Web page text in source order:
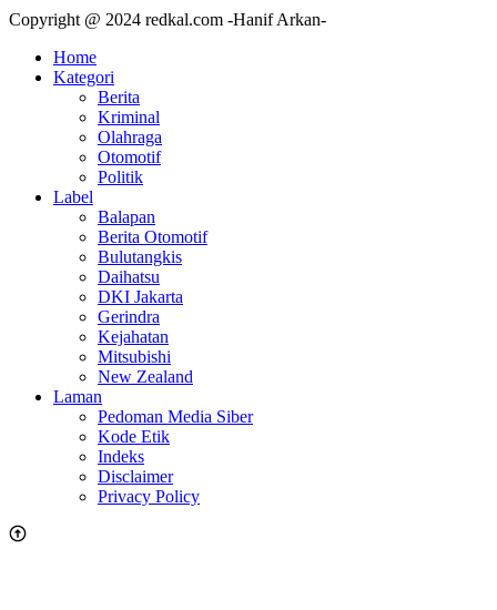
Copyright @ 2024 redkal.com -Hanif Arkan-
Home
Kategori
Berita
Kriminal
Olahraga
Otomotif
Politik
Label
Balapan
Berita Otomotif
Bulutangkis
Daihatsu
DKI Jakarta
Gerindra
Kejahatan
Mitsubishi
New Zealand
Laman
Pedoman Media Siber
Kode Etik
Indeks
Disclaimer
Privacy Policy